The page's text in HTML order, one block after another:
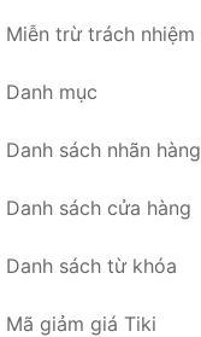
Miễn trừ trách nhiệm
Danh mục
Danh sách nhãn hàng
Danh sách cửa hàng
Danh sách từ khóa
Mã giảm giá Tiki